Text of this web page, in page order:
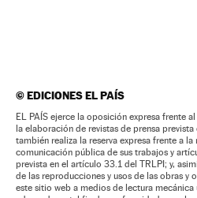
©EDICIONES EL PAÍS
EL PAÍS ejerce la oposición expresa frente
la elaboración de revistas de prensa
también realiza la reserva expresa frente a
comunicación pública de sus trabajos y
prevista en el artículo 33.1 del TRLPI; y,
de las reproducciones y usos de las obras y
este sitio web a medios de lectura